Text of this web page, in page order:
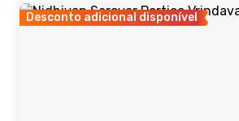
Desconto adicional disponível